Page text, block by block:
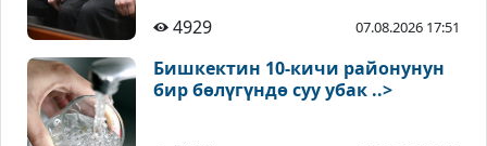
4929
07.08.2026 17:51
Бишкектин 10-кичи районунун
бир бөлүгүндө суу убак ..>